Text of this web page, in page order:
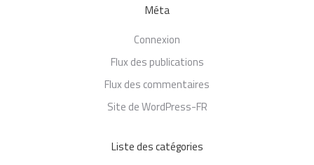
Méta
Connexion
Flux des publications
Flux des commentaires
Site de WordPress-FR
Liste des catégories